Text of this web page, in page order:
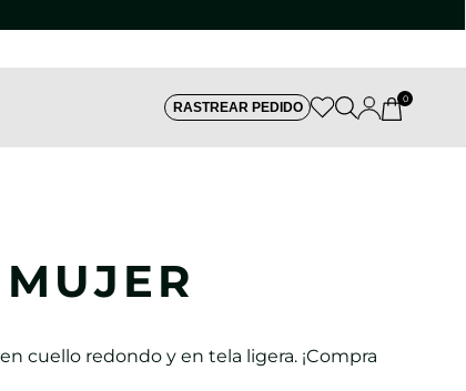
RASTREAR PEDIDO
0
cuello redondo y en tela ligera. ¡Compra